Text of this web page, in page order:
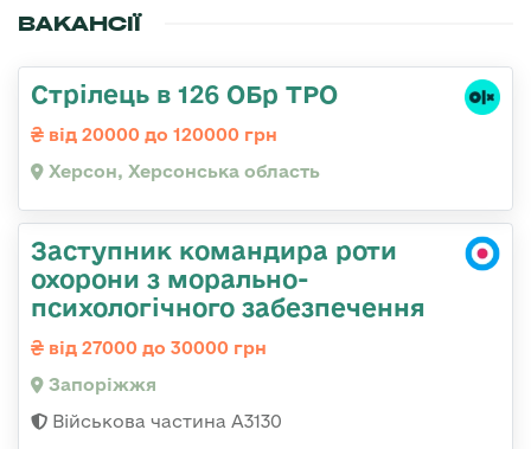
ВАКАНСІЇ
Стрілець в 126 ОБр ТРО
від 20000 до 120000 грн
Херсон, Херсонська область
Заступник командира роти
охорони з морально-
психологічного забезпечення
від 27000 до 30000 грн
Запоріжжя
Військова частина А3130